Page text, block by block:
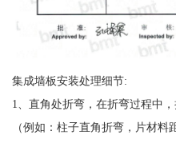
集成墙板安装处理细节:
1、直角处折弯，在折弯过程中
（例如：柱子直角折弯，片材